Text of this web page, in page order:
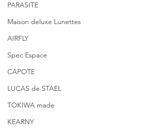
PARASITE
Maison deluxe Lunettes
AIRFLY
Spec Espace
CAPOTE
LUCAS de STAEL
TOKIWA made
KEARNY